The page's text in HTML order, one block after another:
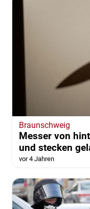
Braunschweig
Messer von
und stecken
vor 4 Jahren